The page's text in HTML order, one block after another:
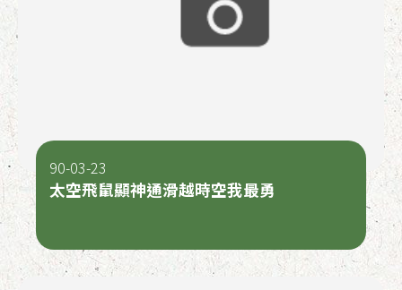
太空飛鼠顯神通滑越時空我最勇
90-03-23